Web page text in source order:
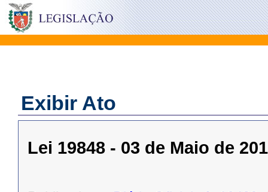
Exibir Ato
Lei 19848 - 03 de Maio de